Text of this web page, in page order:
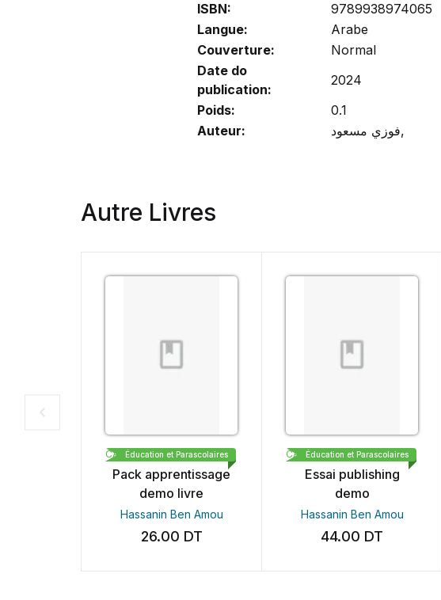
ISBN:
9789938974065
Langue:
Arabe
Couverture:
Normal
Date do
publication:
2024
Poids:
0.1
Auteur:
فوزي مسعود,
Autre Livres
CARTHAGE BOOKS & PUBLISHING DEMO
Pack apprentissage
demo livre
Hassanin Ben Amou
26.00DT
Éducation et Parascolaires CARTHAGE BOOKS & PUBLISHING DEMO
Essai publishing
demo
Hassanin Ben Amou
44.00DT
Éducation et Parascolaires